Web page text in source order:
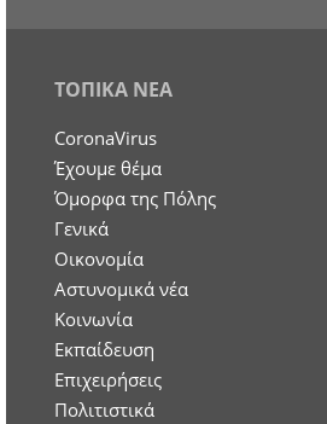
ΤΟΠΙΚΑ ΝΕΑ
CoronaVirus
Έχουμε θέμα
Όμορφα της Πόλης
Γενικά
Οικονομία
Aστυνομικά νέα
Κοινωνία
Εκπαίδευση
Επιχειρήσεις
Πολιτιστικά